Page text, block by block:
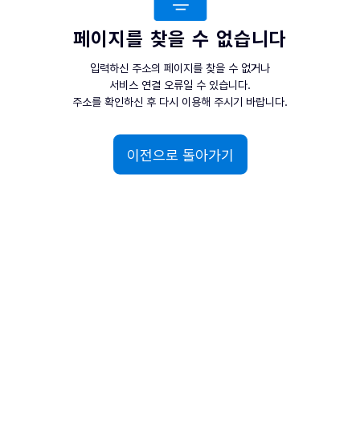
페이지를 찾을 수 없습니다
입력하신 주소의 페이지를 찾을 수 없거나
서비스 연결 오류일 수 있습니다.
주소를 확인하신 후 다시 이용해 주시기 바랍니다.
이전으로 돌아가기